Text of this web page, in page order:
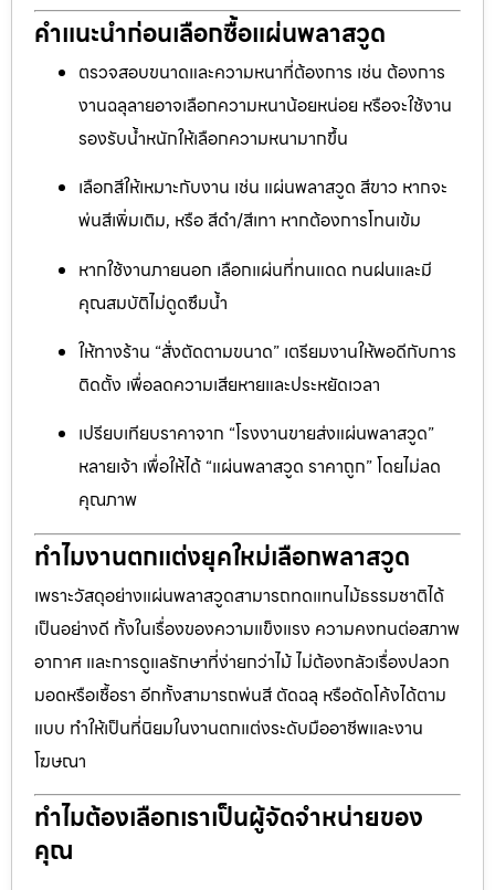
คำแนะนำก่อนเลือกซื้อแผ่นพลาสวูด
ตรวจสอบขนาดและความหนาที่ต้องการ เช่น ต้องการ
งานฉลุลายอาจเลือกความหนาน้อยหน่อย หรือจะใช้งาน
รองรับน้ำหนักให้เลือกความหนามากขึ้น
เลือกสีให้เหมาะกับงาน เช่น แผ่นพลาสวูด สีขาว หากจะ
พ่นสีเพิ่มเติม, หรือ สีดำ/สีเทา หากต้องการโทนเข้ม
หากใช้งานภายนอก เลือกแผ่นที่ทนแดด ทนฝนและมี
คุณสมบัติไม่ดูดซึมน้ำ
ให้ทางร้าน “สั่งตัดตามขนาด” เตรียมงานให้พอดีกับการ
ติดตั้ง เพื่อลดความเสียหายและประหยัดเวลา
เปรียบเทียบราคาจาก “โรงงานขายส่งแผ่นพลาสวูด”
หลายเจ้า เพื่อให้ได้ “แผ่นพลาสวูด ราคาถูก” โดยไม่ลด
คุณภาพ
ทำไมงานตกแต่งยุคใหม่เลือกพลาสวูด
เพราะวัสดุอย่างแผ่นพลาสวูดสามารถทดแทนไม้ธรรมชาติได้
เป็นอย่างดี ทั้งในเรื่องของความแข็งแรง ความคงทนต่อสภาพ
อากาศ และการดูแลรักษาที่ง่ายกว่าไม้ ไม่ต้องกลัวเรื่องปลวก
มอดหรือเชื้อรา อีกทั้งสามารถพ่นสี ตัดฉลุ หรือดัดโค้งได้ตาม
แบบ ทำให้เป็นที่นิยมในงานตกแต่งระดับมืออาชีพและงาน
โฆษณา
ทำไมต้องเลือกเราเป็นผู้จัดจำหน่ายของ
คุณ